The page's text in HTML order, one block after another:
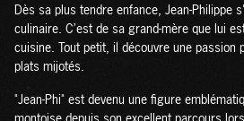
Dès sa plus tendre enfance, Jean-Philippe
culinaire. C’est de sa grand-mère que lui
cuisine. Tout petit, il découvre une passion
plats mijotés.
"Jean-Phi" est devenu une figure